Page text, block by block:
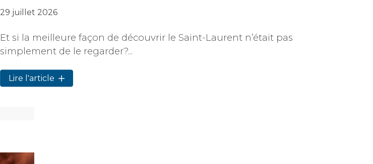
29 juillet 2026
Et si la meilleure façon de découvrir le Saint-Laurent n’était pas
simplement de le regarder?...
Lire l'article